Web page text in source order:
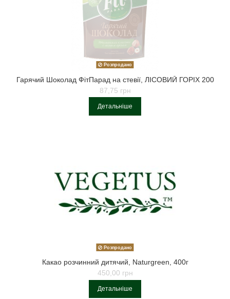
Розпродано
Гарячий Шоколад ФітПарад на стевії, ЛІСОВИЙ ГОРІХ 200
87,75 грн
Детальніше
Розпродано
Какао розчинний дитячий, Naturgreen, 400г
450,00 грн
Детальніше